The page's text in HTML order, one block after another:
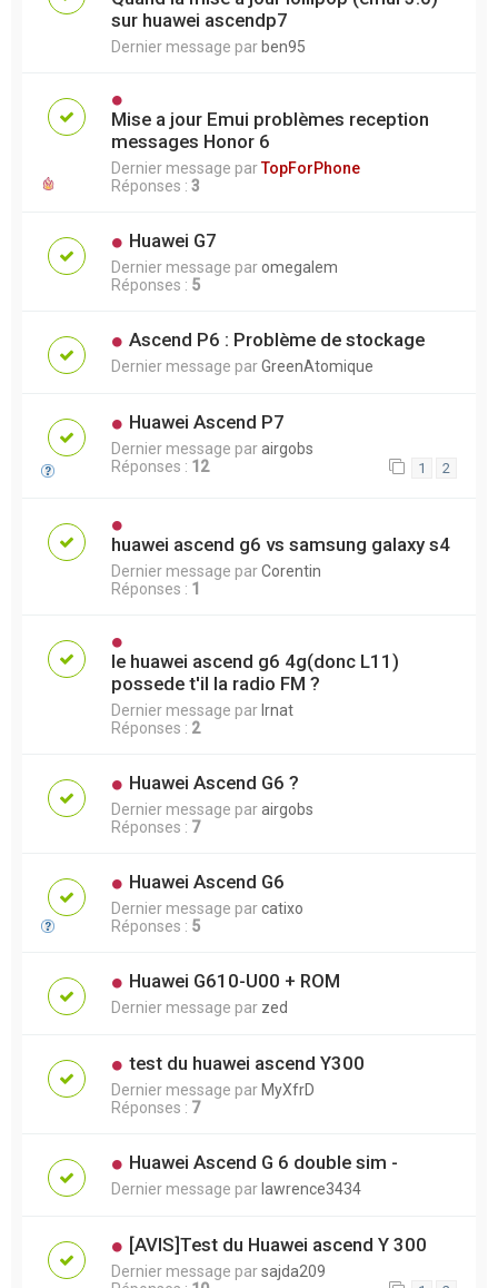
sur huawei ascendp7
Dernier message parben95
Mise a jour Emui problèmes reception
messages Honor 6
Dernier message parTopForPhone
Réponses : 3
Huawei G7
Dernier message paromegalem
Réponses : 5
Ascend P6 : Problème de stockage
Dernier message parGreenAtomique
Huawei Ascend P7
Dernier message parairgobs
Réponses : 12 1 2
huawei ascend g6 vs samsung galaxy s4
Dernier message parCorentin
Réponses : 1
le huawei ascend g6 4g(donc L11)
possede t'il la radio FM ?
Dernier message par lrnat
Réponses : 2
Huawei Ascend G6 ?
Dernier message parairgobs
Réponses : 7
Huawei Ascend G6
Dernier message parcatixo
Réponses : 5
Huawei G610-U00 + ROM
Dernier message par zed
test du huawei ascend Y300
Dernier message par MyXfrD
Réponses : 7
Huawei Ascend G 6 double sim -
Dernier message par lawrence3434
[AVIS]Test du Huawei ascend Y 300
Dernier message parsajda209